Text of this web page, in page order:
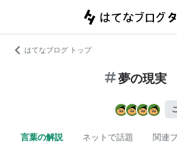
はてなブログ トップ
夢の現実
言葉の解説 ネットで話題 関連